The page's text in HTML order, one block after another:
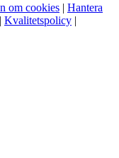
om cookies | Hantera
| Kvalitetspolicy |